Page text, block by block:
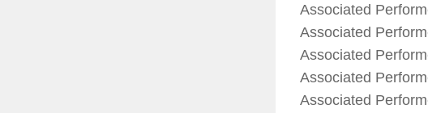
Associated
Associated
Associated
Associated
Associated